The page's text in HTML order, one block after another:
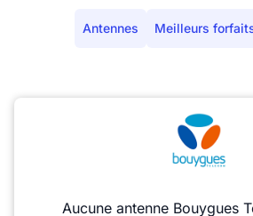
Antennes Meilleurs
Aucune antenne Bouygues